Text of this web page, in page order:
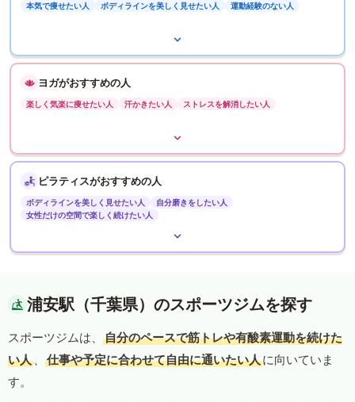
本気で痩せたい人 ボディラインを美しく見せたい人 運動経験のない人
ヨガがおすすめの人
楽しく気楽に痩せたい人 汗かきたい人 ストレスを解消したい人
ピラティスがおすすめの人
ボディラインを美しく見せたい人
自分磨きをしたい人
女性だけの空間で楽しく続けたい人
浦安駅（千葉県）のスポーツジムを探す
スポーツジムは、
自分のペースで筋トレや有酸素運動を続けた
い人 、 仕事や予定に合わせて自由に通いたい人に向いていま
す。